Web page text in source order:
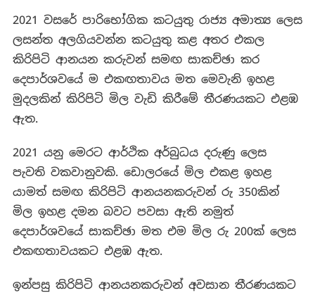
2021 වසරේ පාරිභෝගික කටයුතු රාජ්‍ය අමාත්‍ය ලෙස
ලසන්ත අලගියවන්න කටයුතු කළ අතර එකල
කිරිපිටි ආනයන කරුවන් සමඟ සාකච්ඡා කර
දෙපාර්ශවයේ ම එකඟතාවය මත මෙවැනි ඉහළ
මුදලකින් කිරිපිටි මිල වැඩි කිරීමේ තීරණයකට එළඹ
ඇත.
2021 යනු මෙරට ආර්ථික අර්බුධය දරුණු ලෙස
පැවති වකවානුවකි. ඩොලරයේ මිල එකළ ඉහළ
යාමත් සමඟ කිරිපිටි ආනයනකරුවන් රු 350කින්
මිල ඉහළ දමන බවට පවසා ඇති නමුත්
දෙපාර්ශවයේ සාකච්ඡා මත එම මිල රු 200ක් ලෙස
එකඟතාවයකට එළඹ ඇත.
ඉන්පසු කිරිපිටි ආනයනකරුවන් අවසාන තීරණයකට